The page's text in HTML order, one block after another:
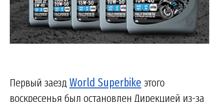
Первый заезд World Superbike этого
воскресенья был остановлен Дирекцией из-за